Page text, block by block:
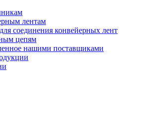
лентам
соединения конвейерных лент
цепям
нашими поставщиками